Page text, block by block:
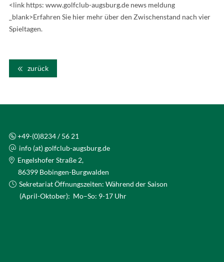
<link https: www.golfclub-augsburg.de news meldung
_blank>Erfahren Sie hier mehr über den Zwischenstand nach vier
Spieltagen.
zurück
+49-(0)8234 / 56 21
info (at) golfclub-augsburg.de
Engelshofer Straße 2,
86399 Bobingen-Burgwalden
Sekretariat Öffnungszeiten: Während der Saison
(April-Oktober): Mo–So: 9-17 Uhr